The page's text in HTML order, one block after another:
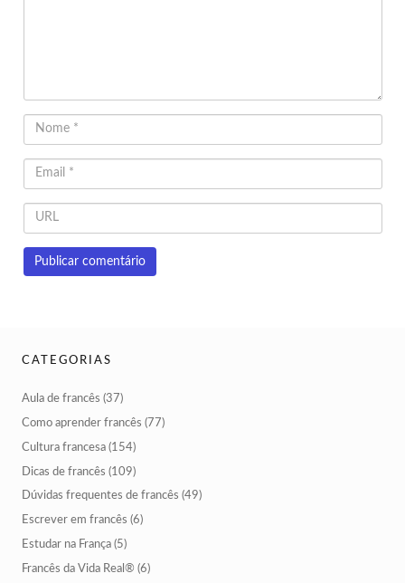
CATEGORIAS
Aula de francês (37)
Como aprender francês (77)
Cultura francesa (154)
Dicas de francês (109)
Dúvidas frequentes de francês (49)
Escrever em francês (6)
Estudar na França (5)
Francês da Vida Real® (6)